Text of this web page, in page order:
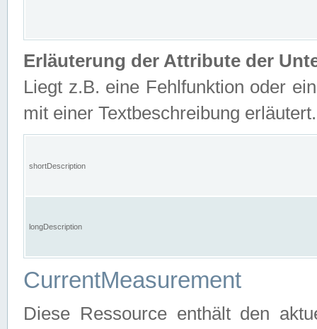
Erläuterung der Attribute der
Liegt z.B. eine Fehlfunktion oder
mit einer Textbeschreibung erläutert.
shortDescription
longDescription
CurrentMeasurement
Diese Ressource enthält den